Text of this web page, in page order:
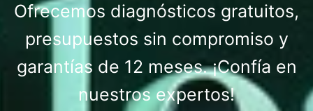
Ofrecemos diagnósticos gratuitos,
presupuestos sin compromiso y
garantías de 12 meses. ¡Confía en
nuestros expertos!